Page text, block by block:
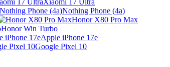
Xiaomi 17 Ultra
Nothing Phone (4a)
Honor X80 Pro Max
Honor Win Turbo
Apple iPhone 17e
Google Pixel 10